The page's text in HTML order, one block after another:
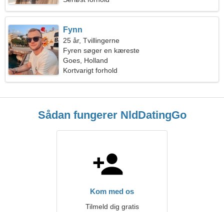
Fynn
25 år, Tvillingerne
Fyren søger en kæreste
Goes, Holland
Kortvarigt forhold
Sådan fungerer NldDatingGo
Kom med os
Tilmeld dig gratis